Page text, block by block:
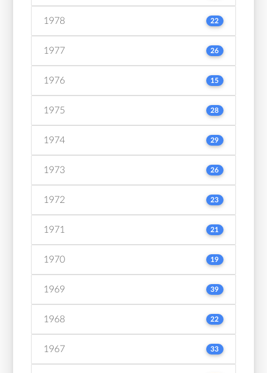
1978 22
1977 26
1976 15
1975 28
1974 29
1973 26
1972 23
1971 21
1970 19
1969 39
1968 22
1967 33